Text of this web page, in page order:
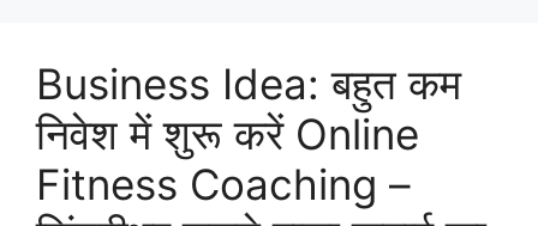
Business Idea: बहुत कम
निवेश में शुरू करें Online
Fitness Coaching –